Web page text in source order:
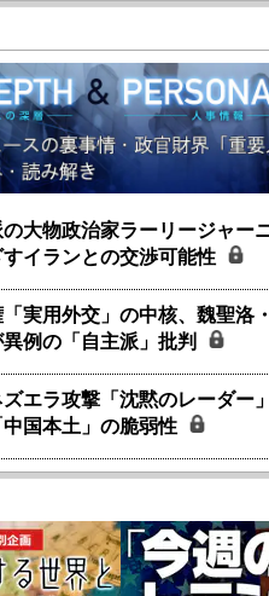
大物政治家ラーリージャー
イランとの交渉可能性
実用外交」の中核、魏聖洛
例の「自主派」批判
エラ攻撃「沈黙のレーダー
国本土」の脆弱性